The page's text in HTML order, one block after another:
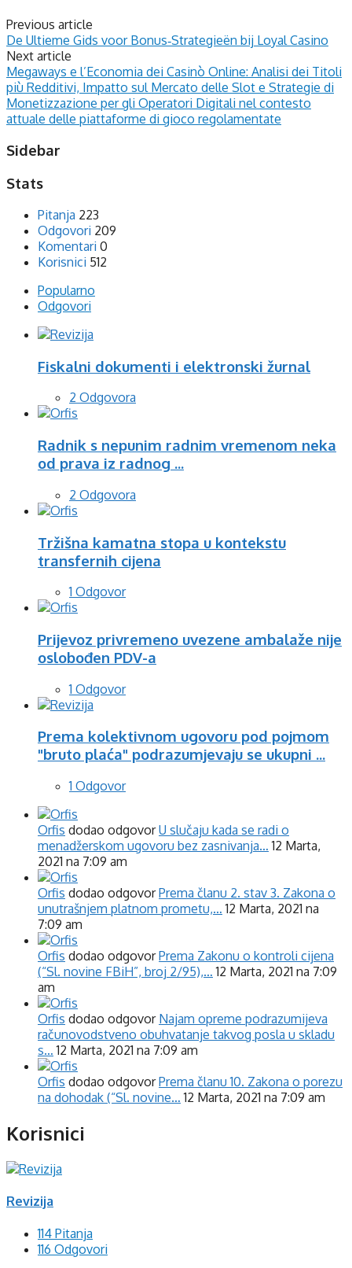
Previous article
De Ultieme Gids voor Bonus‑Strategieën bij Loyal Casino
Next article
Megaways e l’Economia dei Casinò Online: Analisi dei Titoli
più Redditivi, Impatto sul Mercato delle Slot e Strategie di
Monetizzazione per gli Operatori Digitali nel contesto
attuale delle piattaforme di gioco regolamentate
Sidebar
Stats
Pitanja 223
Odgovori 209
Komentari 0
Korisnici 512
Popularno
Odgovori
Fiskalni dokumenti i elektronski žurnal
2 Odgovora
Radnik s nepunim radnim vremenom neka
od prava iz radnog ...
2 Odgovora
Tržišna kamatna stopa u kontekstu
transfernih cijena
1 Odgovor
Prijevoz privremeno uvezene ambalaže nije
oslobođen PDV-a
1 Odgovor
Prema kolektivnom ugovoru pod pojmom
"bruto plaća" podrazumjevaju se ukupni ...
1 Odgovor
Orfis dodao odgovorU slučaju kada se radi o
menadžerskom ugovoru bez zasnivanja… 12 Marta,
2021 na 7:09 am
Orfis dodao odgovorPrema članu 2. stav 3. Zakona o
unutrašnjem platnom prometu,… 12 Marta, 2021 na
7:09 am
Orfis dodao odgovorPrema Zakonu o kontroli cijena
(“Sl. novine FBiH”, broj 2/95),… 12 Marta, 2021 na 7:09
am
Orfis dodao odgovor Najam opreme podrazumijeva
računovodstveno obuhvatanje takvog posla u skladu
s… 12 Marta, 2021 na 7:09 am
Orfis dodao odgovorPrema članu 10. Zakona o porezu
na dohodak (“Sl. novine… 12 Marta, 2021 na 7:09 am
Korisnici
Revizija
114 Pitanja
116 Odgovori